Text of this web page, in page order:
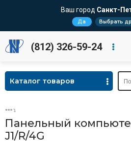
Ваш город Санкт-
Да Выбрать
(812) 326-59-24
Каталог товаров
Панельный
J1/R/4G